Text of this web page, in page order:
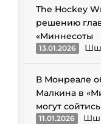
The Hockey
решению
«Миннесоты
13.01.2026
В Монреале
Малкина в
могут
11.01.2026